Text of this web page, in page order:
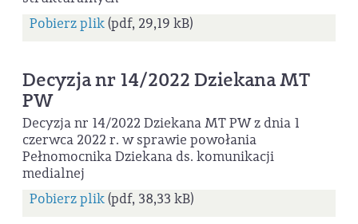
Pobierz plik(pdf, 29,19 kB)
Decyzja nr 14/2022 Dziekana MT
PW
Decyzja nr 14/2022 Dziekana MT PW z dnia 1
czerwca 2022 r. w sprawie powołania
Pełnomocnika Dziekana ds. komunikacji
medialnej
Pobierz plik(pdf, 38,33 kB)